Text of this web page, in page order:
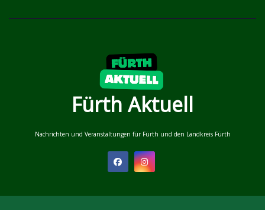
Fürth Aktuell
Nachrichten und Veranstaltungen für Fürth und den Landkreis Fürth